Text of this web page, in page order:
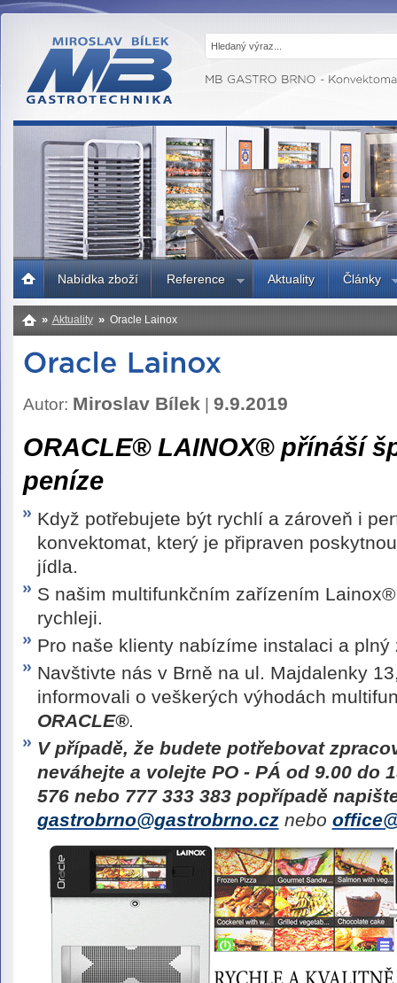
MB GASTRO
BRNO -
Gastrotechnika,
profesionální
kuchyně
strana
Nabídka zboží Reference Aktuality Články
» Aktuality » Oracle Lainox
Autor: Miroslav Bílek | 9.9.2019
ORACLE® LAINOX®přínáší
peníze
Když potřebujete být rychlí a zároveň i
konvektomat, který je připraven
jídla.
S našim multifunkčním zařízením
rychleji.
Pro naše klienty nabízíme instalaci a plný
Navštivte nás v Brně na ul. Majdalenky
informovali o veškerých výhodách
ORACLE®.
V případě, že budete potřebovat
neváhejte a volejte PO - PÁ od 9.00 do
576 nebo 777 333 383 popřípadě
gastrobrno@gastrobrno.cznebo of